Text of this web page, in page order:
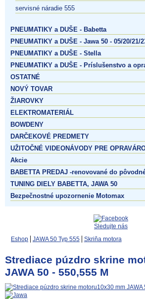
servisné náradie 555
PNEUMATIKY a DUŠE - Babetta
PNEUMATIKY a DUŠE - Jawa 50 - 05/20/21/
PNEUMATIKY a DUŠE - Stella
PNEUMATIKY a DUŠE - Príslušenstvo a
OSTATNÉ
NOVÝ TOVAR
ŽIAROVKY
ELEKTROMATERIÁL
BOWDENY
DARČEKOVÉ PREDMETY
UŽITOČNÉ VIDEONÁVODY PRE
Akcie
BABETTA PREDAJ -renovované do
TUNING DIELY BABETTA, JAWA 50
Bezpečnostné upozornenie Motomax
Sledujte nás
Eshop
JAWA 50 Typ 555 Skriňa motora
Strediace púzdro skrine
JAWA 50 - 550,555 M